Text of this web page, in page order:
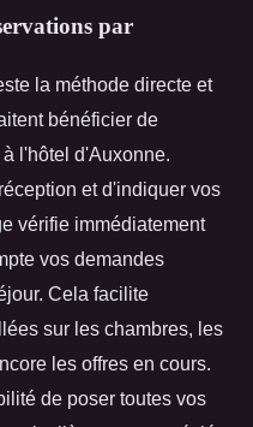
par
la méthode directe et
bénéficier de
à l'hôtel d'Auxonne.
et d'indiquer vos
vérifie immédiatement
vos demandes
Cela facilite
sur les chambres, les
les offres en cours.
de poser toutes vos